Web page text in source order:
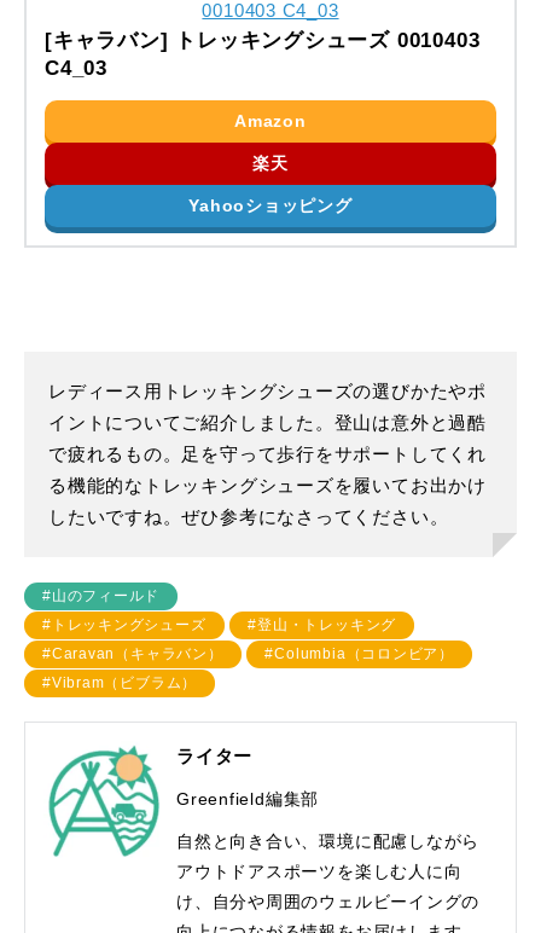
[キャラバン] トレッキングシューズ 0010403
C4_03
Amazon
楽天
Yahooショッピング
レディース用トレッキングシューズの選びかたやポ
イントについてご紹介しました。登山は意外と過酷
で疲れるもの。足を守って歩行をサポートしてくれ
る機能的なトレッキングシューズを履いてお出かけ
したいですね。ぜひ参考になさってください。
#山のフィールド
#トレッキングシューズ
#登山・トレッキング
#Caravan（キャラバン）
#Columbia（コロンビア）
#Vibram（ビブラム）
ライター
Greenfield編集部
自然と向き合い、環境に配慮しながら
アウトドアスポーツを楽しむ人に向
け、自分や周囲のウェルビーイングの